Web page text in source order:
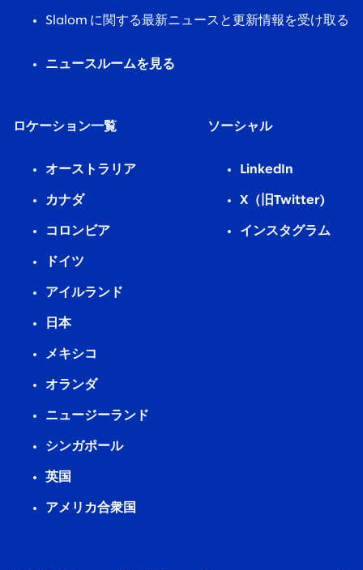
Slalom に関する最新ニュースと更新情報を受け取る
ニュースルームを見る
ロケーション一覧
オーストラリア
カナダ
コロンビア
ドイツ
アイルランド
日本
メキシコ
オランダ
ニュージーランド
シンガポール
英国
アメリカ合衆国
ソーシャル
LinkedIn
X（旧Twitter)
インスタグラム